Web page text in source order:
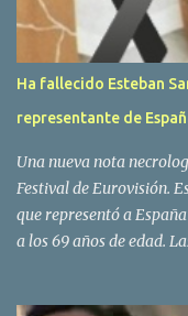
Ha fallecido Esteban
representante de
Una nueva nota
Festival de Eurovisión.
que representó a
a los 69 años de edad.